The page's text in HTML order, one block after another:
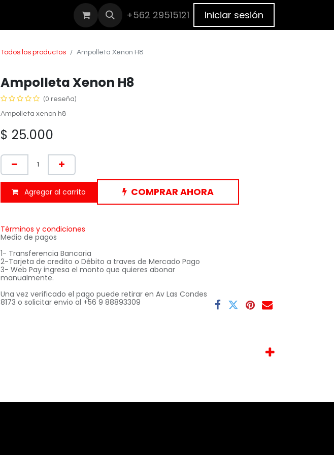
Nuestras Marcas BLOG Cita
+562 29515121 Iniciar sesión
Todos los productos Ampolleta Xenon H8
Ampolleta Xenon H8
(0 reseña)
Ampolleta xenon h8
$ 25.000
Agregar al carrito COMPRAR AHORA
Términos y condiciones
Medio de pagos
1- Transferencia Bancaria
2-Tarjeta de credito o Débito a traves de Mercado Pago
3- Web Pay ingresa el monto que quieres abonar
manualmente.
Una vez verificado el pago puede retirar en Av Las Condes
8173 o solicitar envio al +56 9 88893309